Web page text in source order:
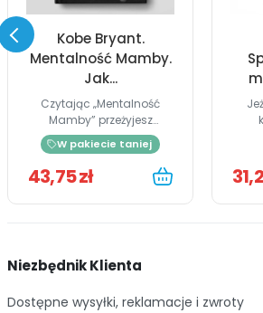
Kobe Bryant.
Mentalność Mamby.
Jak...
Czytając „Mentalność
Mamby” przeżyjesz
koszykarską...
W pakiecie taniej
43,75 zł
Niezbędnik Klienta
Dostępne wysyłki, reklamacje i zwroty